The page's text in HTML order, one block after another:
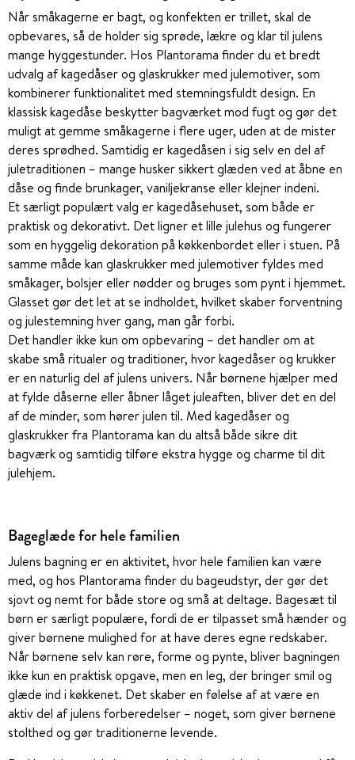
Når småkagerne er bagt, og konfekten er trillet, skal de
opbevares, så de holder sig sprøde, lækre og klar til julens
mange hyggestunder. Hos Plantorama finder du et bredt
udvalg af kagedåser og glaskrukker med julemotiver, som
kombinerer funktionalitet med stemningsfuldt design. En
klassisk kagedåse beskytter bagværket mod fugt og gør det
muligt at gemme småkagerne i flere uger, uden at de mister
deres sprødhed. Samtidig er kagedåsen i sig selv en del af
juletraditionen – mange husker sikkert glæden ved at åbne en
dåse og finde brunkager, vaniljekranse eller klejner indeni.
Et særligt populært valg er kagedåsehuset, som både er
praktisk og dekorativt. Det ligner et lille julehus og fungerer
som en hyggelig dekoration på køkkenbordet eller i stuen. På
samme måde kan glaskrukker med julemotiver fyldes med
småkager, bolsjer eller nødder og bruges som pynt i hjemmet.
Glasset gør det let at se indholdet, hvilket skaber forventning
og julestemning hver gang, man går forbi.
Det handler ikke kun om opbevaring – det handler om at
skabe små ritualer og traditioner, hvor kagedåser og krukker
er en naturlig del af julens univers. Når børnene hjælper med
at fylde dåserne eller åbner låget juleaften, bliver det en del
af de minder, som hører julen til. Med kagedåser og
glaskrukker fra Plantorama kan du altså både sikre dit
bagværk og samtidig tilføre ekstra hygge og charme til dit
julehjem.
Bageglæde for hele familien
Julens bagning er en aktivitet, hvor hele familien kan være
med, og hos Plantorama finder du bageudstyr, der gør det
sjovt og nemt for både store og små at deltage. Bagesæt til
børn er særligt populære, fordi de er tilpasset små hænder og
giver børnene mulighed for at have deres egne redskaber.
Når børnene selv kan røre, forme og pynte, bliver bagningen
ikke kun en praktisk opgave, men en leg, der bringer smil og
glæde ind i køkkenet. Det skaber en følelse af at være en
aktiv del af julens forberedelser – noget, som giver børnene
stolthed og gør traditionerne levende.